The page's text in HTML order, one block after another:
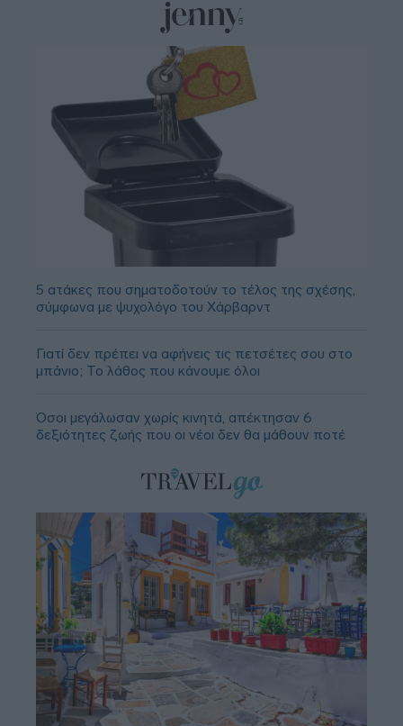
5 ατάκες που σηματοδοτούν το τέλος της σχέσης,
σύμφωνα με ψυχολόγο του Χάρβαρντ
Γιατί δεν πρέπει να αφήνεις τις πετσέτες σου στο
μπάνιο; Το λάθος που κάνουμε όλοι
Όσοι μεγάλωσαν χωρίς κινητά, απέκτησαν 6
δεξιότητες ζωής που οι νέοι δεν θα μάθουν ποτέ